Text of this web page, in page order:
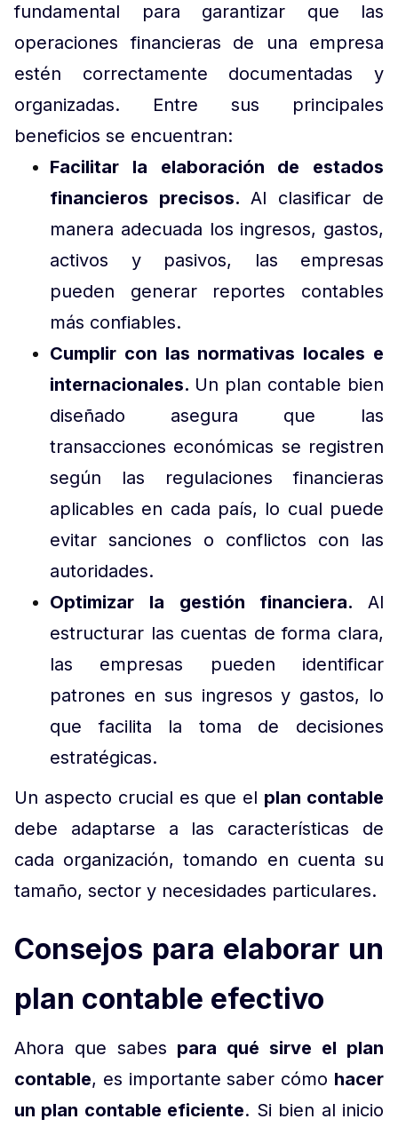
fundamental para garantizar que las
operaciones financieras de una empresa
estén correctamente documentadas y
organizadas. Entre sus principales
beneficios se encuentran:
Facilitar la elaboración de estados
financieros precisos. Al clasificar de
manera adecuada los ingresos, gastos,
activos y pasivos, las empresas
pueden generar reportes contables
más confiables.
Cumplir con las normativas locales e
internacionales. Un plan contable bien
diseñado asegura que las
transacciones económicas se registren
según las regulaciones financieras
aplicables en cada país, lo cual puede
evitar sanciones o conflictos con las
autoridades.
Optimizar la gestión financiera. Al
estructurar las cuentas de forma clara,
las empresas pueden identificar
patrones en sus ingresos y gastos, lo
que facilita la toma de decisiones
estratégicas.
Un aspecto crucial es que el plan contable
debe adaptarse a las características de
cada organización, tomando en cuenta su
tamaño, sector y necesidades particulares.
Consejos para elaborar un
plan contable efectivo
Ahora que sabes para qué sirve el plan
contable, es importante saber cómo hacer
un plan contable eficiente. Si bien al inicio